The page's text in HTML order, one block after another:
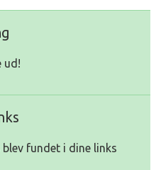
ud!
blev fundet i dine links